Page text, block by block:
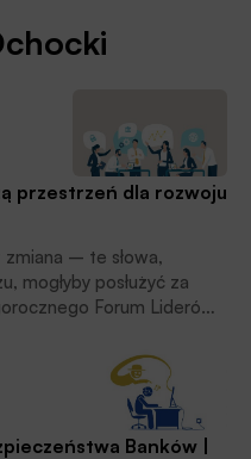
przestrzeń dla rozwoju
zmiana – te słowa,
mogłyby posłużyć za
Forum Liderów
problematyce,
tym, czy pozostaną
przez spółdzielców,
lokalnych instytucji
Banków |